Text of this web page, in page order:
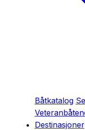
Båtkatalog
Destinasjoner